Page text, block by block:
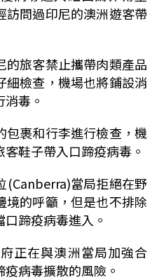
訪問過印尼的澳洲遊客帶
的旅客禁止攜帶肉類產品
細檢查，機場也將鋪設消
毒。
包裹和行李進行檢查，機
鞋子帶入口蹄疫病毒。
(Canberra)當局拒絕在野
境的呼籲，但是也不排除
蹄疫病毒進入。
正在與澳洲當局加強合
病毒擴散的風險。